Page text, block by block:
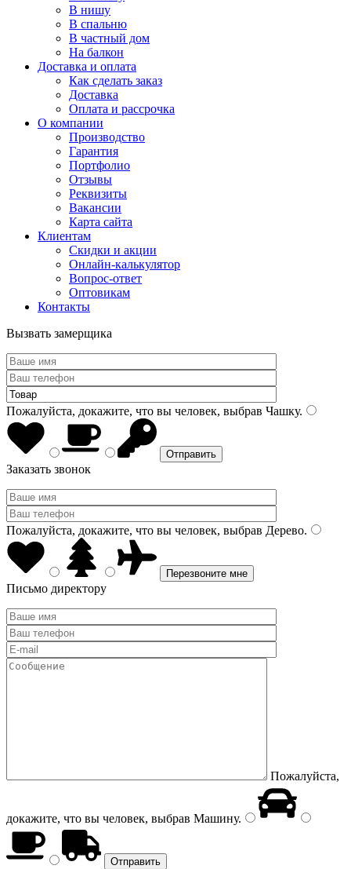
В нишу
В спальню
В частный дом
На балкон
Доставка и оплата
Как сделать заказ
Доставка
Оплата и рассрочка
О компании
Производство
Гарантия
Портфолио
Отзывы
Реквизиты
Вакансии
Карта сайта
Клиентам
Скидки и акции
Онлайн-калькулятор
Вопрос-ответ
Оптовикам
Контакты
Вызвать замерщика
Пожалуйста, докажите, что вы человек, выбрав Чашку.
Заказать звонок
Пожалуйста, докажите, что вы человек, выбрав Дерево.
Письмо директору
Пожалуйста,
докажите, что вы человек, выбрав Машину.